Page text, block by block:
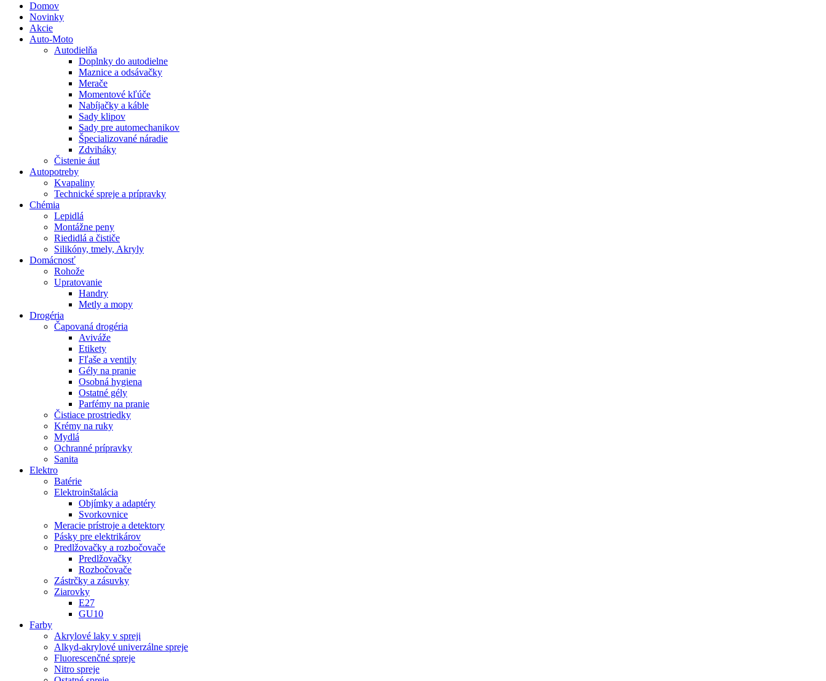
Domov
Novinky
Akcie
Auto-Moto
Autodielňa
Doplnky do autodielne
Maznice a odsávačky
Merače
Momentové kľúče
Nabíjačky a káble
Sady klipov
Sady pre automechanikov
Špecializované náradie
Zdviháky
Čistenie áut
Autopotreby
Kvapaliny
Technické spreje a prípravky
Chémia
Lepidlá
Montážne peny
Riedidlá a čističe
Silikóny, tmely, Akryly
Domácnosť
Rohože
Upratovanie
Handry
Metly a mopy
Drogéria
Čapovaná drogéria
Aviváže
Etikety
Fľaše a ventily
Gély na pranie
Osobná hygiena
Ostatné gély
Parfémy na pranie
Čistiace prostriedky
Krémy na ruky
Mydlá
Ochranné prípravky
Sanita
Elektro
Batérie
Elektroinštalácia
Objímky a adaptéry
Svorkovnice
Meracie prístroje a detektory
Pásky pre elektrikárov
Predlžovačky a rozbočovače
Predlžovačky
Rozbočovače
Zástrčky a zásuvky
Ziarovky
E27
GU10
Farby
Akrylové laky v spreji
Alkyd-akrylové univerzálne spreje
Fluorescenčné spreje
Nitro spreje